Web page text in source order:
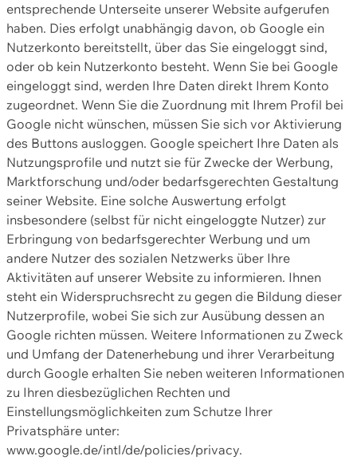
entsprechende Unterseite unserer Website aufgerufen
haben. Dies erfolgt unabhängig davon, ob Google ein
Nutzerkonto bereitstellt, über das Sie eingeloggt sind,
oder ob kein Nutzerkonto besteht. Wenn Sie bei Google
eingeloggt sind, werden Ihre Daten direkt Ihrem Konto
zugeordnet. Wenn Sie die Zuordnung mit Ihrem Profil bei
Google nicht wünschen, müssen Sie sich vor Aktivierung
des Buttons ausloggen. Google speichert Ihre Daten als
Nutzungsprofile und nutzt sie für Zwecke der Werbung,
Marktforschung und/oder bedarfsgerechten Gestaltung
seiner Website. Eine solche Auswertung erfolgt
insbesondere (selbst für nicht eingeloggte Nutzer) zur
Erbringung von bedarfsgerechter Werbung und um
andere Nutzer des sozialen Netzwerks über Ihre
Aktivitäten auf unserer Website zu informieren. Ihnen
steht ein Widerspruchsrecht zu gegen die Bildung dieser
Nutzerprofile, wobei Sie sich zur Ausübung dessen an
Google richten müssen. Weitere Informationen zu Zweck
und Umfang der Datenerhebung und ihrer Verarbeitung
durch Google erhalten Sie neben weiteren Informationen
zu Ihren diesbezüglichen Rechten und
Einstellungsmöglichkeiten zum Schutze Ihrer
Privatsphäre unter:
www.google.de/intl/de/policies/privacy.